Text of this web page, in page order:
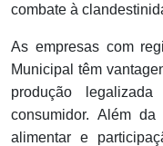
combate à
As empresas com
Municipal têm
produção
consumidor. Além
alimentar e